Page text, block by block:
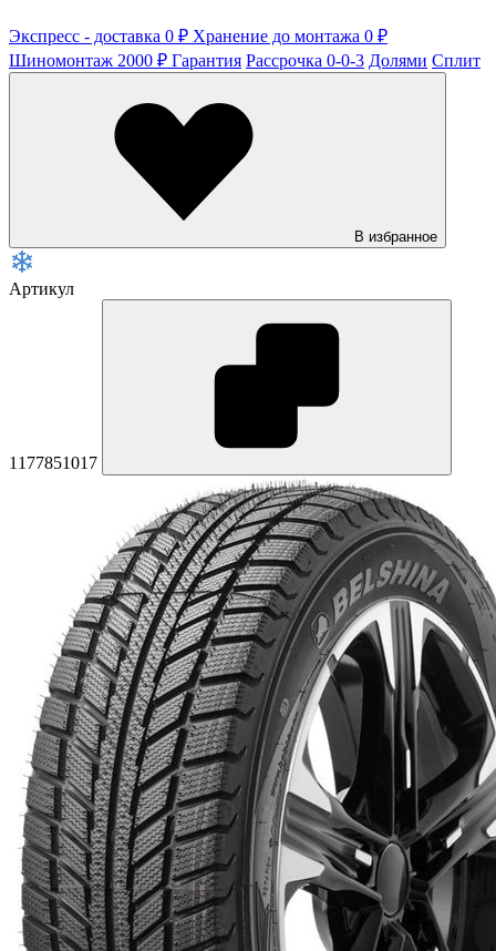
Экспресс - доставка 0 ₽ Хранение до монтажа 0 ₽
Шиномонтаж 2000 ₽ Гарантия Рассрочка 0-0-3 Долями Сплит
В избранное
Артикул
1177851017